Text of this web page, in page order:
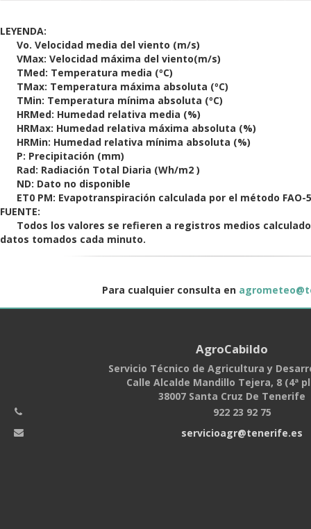
LEYENDA:
Vo. Velocidad media del viento (m/s)
VMax: Velocidad máxima del viento(m/s)
TMed: Temperatura media (ºC)
TMax: Temperatura máxima absoluta (ºC)
TMin: Temperatura mínima absoluta (ºC)
HRMed: Humedad relativa media (%)
HRMax: Humedad relativa máxima absoluta (%)
HRMin: Humedad relativa mínima absoluta (%)
P: Precipitación (mm)
Rad: Radiación Total Diaria (Wh/m2 )
ND: Dato no disponible
ET0 PM: Evapotranspiración calculada por el método FAO-
FUENTE:
Todos los valores se refieren a registros medios
datos tomados cada minuto.
Para cualquier consulta en
AgroCabildo
Servicio Técnico de Agricultura y
Calle Alcalde Mandillo Tejera, 8 (4ª
38007 Santa Cruz De Tenerife
922 23 92 75
servicioagr@tenerife.es